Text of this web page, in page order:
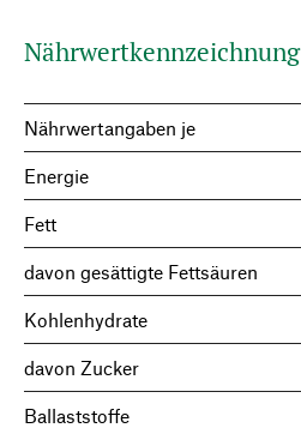
Nährwertkennzeichnung
Nährwertangaben je
Energie
Fett
davon gesättigte Fettsäuren
Kohlenhydrate
davon Zucker
Ballaststoffe